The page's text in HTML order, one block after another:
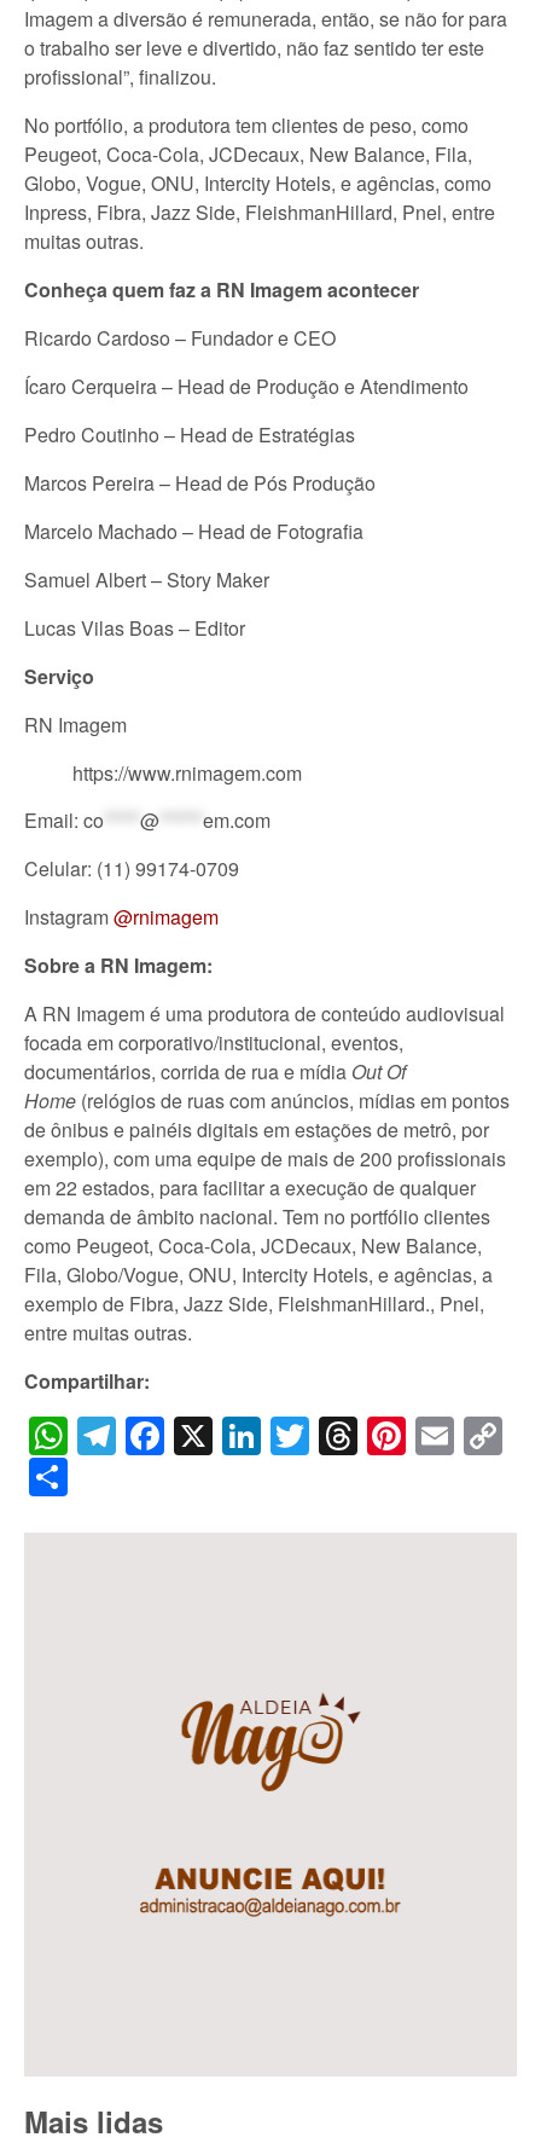
Imagem a diversão é remunerada, então, se não for para
o trabalho ser leve e divertido, não faz sentido ter este
profissional”, finalizou.
No portfólio, a produtora tem clientes de peso, como
Peugeot, Coca-Cola, JCDecaux, New Balance, Fila,
Globo, Vogue, ONU, Intercity Hotels, e agências, como
Inpress, Fibra, Jazz Side, FleishmanHillard, Pnel, entre
muitas outras.
Conheça quem faz a RN Imagem acontecer
Ricardo Cardoso – Fundador e CEO
Ícaro Cerqueira – Head de Produção e Atendimento
Pedro Coutinho – Head de Estratégias
Marcos Pereira – Head de Pós Produção
Marcelo Machado – Head de Fotografia
Samuel Albert – Story Maker
Lucas Vilas Boas – Editor
Serviço
RN Imagem
https://www.rnimagem.com
Email: co @
em.com
Celular: (11) 99174-0709
Instagram@rnimagem
Sobre a RN Imagem:
A RN Imagem é uma produtora de conteúdo audiovisual
focada em corporativo/institucional, eventos,
documentários, corrida de rua e mídia Out Of
Home (relógios de ruas com anúncios, mídias em pontos
de ônibus e painéis digitais em estações de metrô, por
exemplo), com uma equipe de mais de 200 profissionais
em 22 estados, para facilitar a execução de qualquer
demanda de âmbito nacional. Tem no portfólio clientes
como Peugeot, Coca-Cola, JCDecaux, New Balance,
Fila, Globo/Vogue, ONU, Intercity Hotels, e agências, a
exemplo de Fibra, Jazz Side, FleishmanHillard., Pnel,
entre muitas outras.
Compartilhar:
WhatsApp
Telegram
Facebook
X LinkedIn
Twitter
Threads
Mais lidas